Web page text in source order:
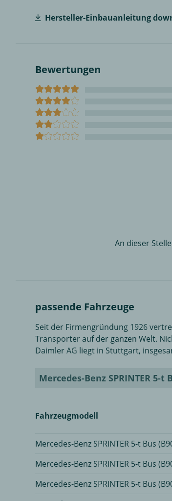
Hersteller-Einbauanleitung
Bewertungen
An dieser
passende Fahrzeuge
Seit der Firmengründung 1926
Transporter auf der ganzen Welt.
Daimler AG liegt in Stuttgart,
Mercedes-Benz SPRINTER 5-t
Fahrzeugmodell
Mercedes-Benz SPRINTER 5-t Bus
Mercedes-Benz SPRINTER 5-t Bus
Mercedes-Benz SPRINTER 5-t Bus